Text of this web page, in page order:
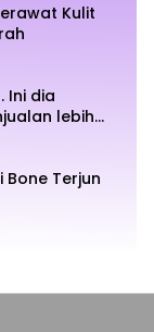
Kulit
Ini dia
lebih
Bone Terjun